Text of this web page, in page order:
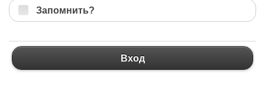
Запомнить?
Вход